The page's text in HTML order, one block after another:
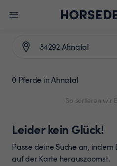
0 Pferde in Ahnatal
So sortieren wir
Leider kein Glück!
Passe deine Suche an,
auf der Karte herauszoomst.